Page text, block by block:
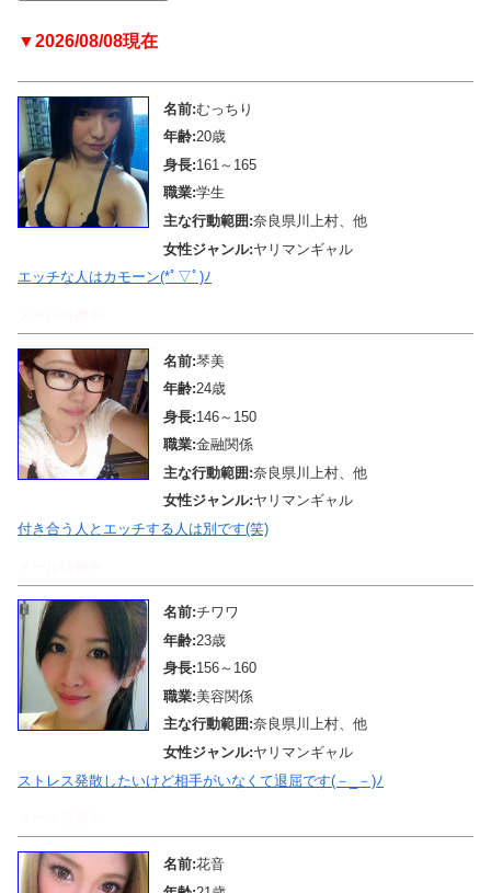
▼2026/08/08現在
名前:むっちり
年齢:20歳
身長:161～165
職業:学生
主な行動範囲:奈良県川上村、他
女性ジャンル:ヤリマンギャル
エッチな人はカモーン(*ﾟ▽ﾟ)ﾉ
名前:琴美
年齢:24歳
身長:146～150
職業:金融関係
主な行動範囲:奈良県川上村、他
女性ジャンル:ヤリマンギャル
付き合う人とエッチする人は別です(笑)
名前:チワワ
年齢:23歳
身長:156～160
職業:美容関係
主な行動範囲:奈良県川上村、他
女性ジャンル:ヤリマンギャル
ストレス発散したいけど相手がいなくて退屈です(－_－)ﾉ
名前:花音